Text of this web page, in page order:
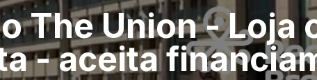
The Union - Loja
- aceita